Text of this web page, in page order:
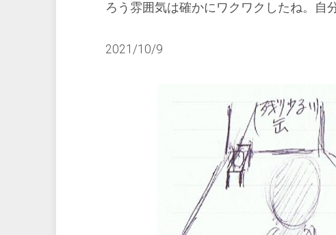
ろう雰囲気は確かにワクワクしたね。自
2021/10/9